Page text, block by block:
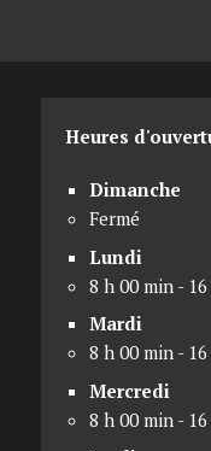
Heures
Dimanche
Fermé
Lundi
8 h 00 min -
Mardi
8 h 00 min -
Mercredi
8 h 00 min -